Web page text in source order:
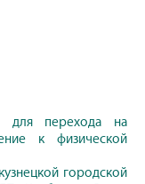
перехода на
к физической
городской